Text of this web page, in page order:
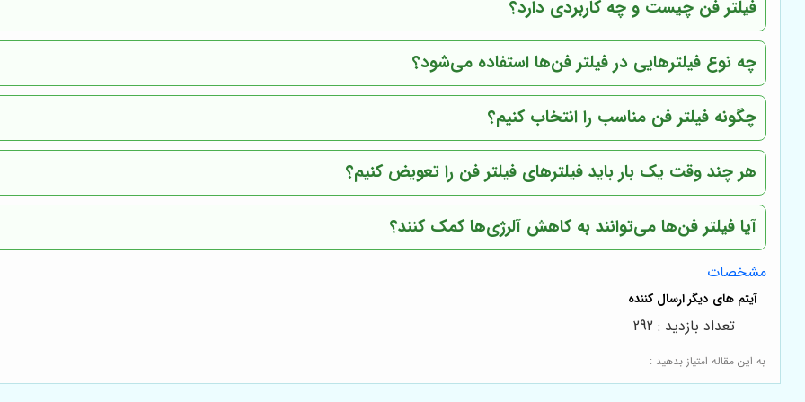
فیلتر فن چیست و چه کاربردی دارد؟
چه نوع فیلترهایی در فیلتر فن‌ها استفاده می‌شود؟
چگونه فیلتر فن مناسب را انتخاب کنیم؟
هر چند وقت یک بار باید فیلترهای فیلتر فن را تعویض کنیم؟
آیا فیلتر فن‌ها می‌توانند به کاهش آلرژی‌ها کمک کنند؟
مشخصات
به این مقاله امتیاز بدهید :
تعداد بازدید : 292